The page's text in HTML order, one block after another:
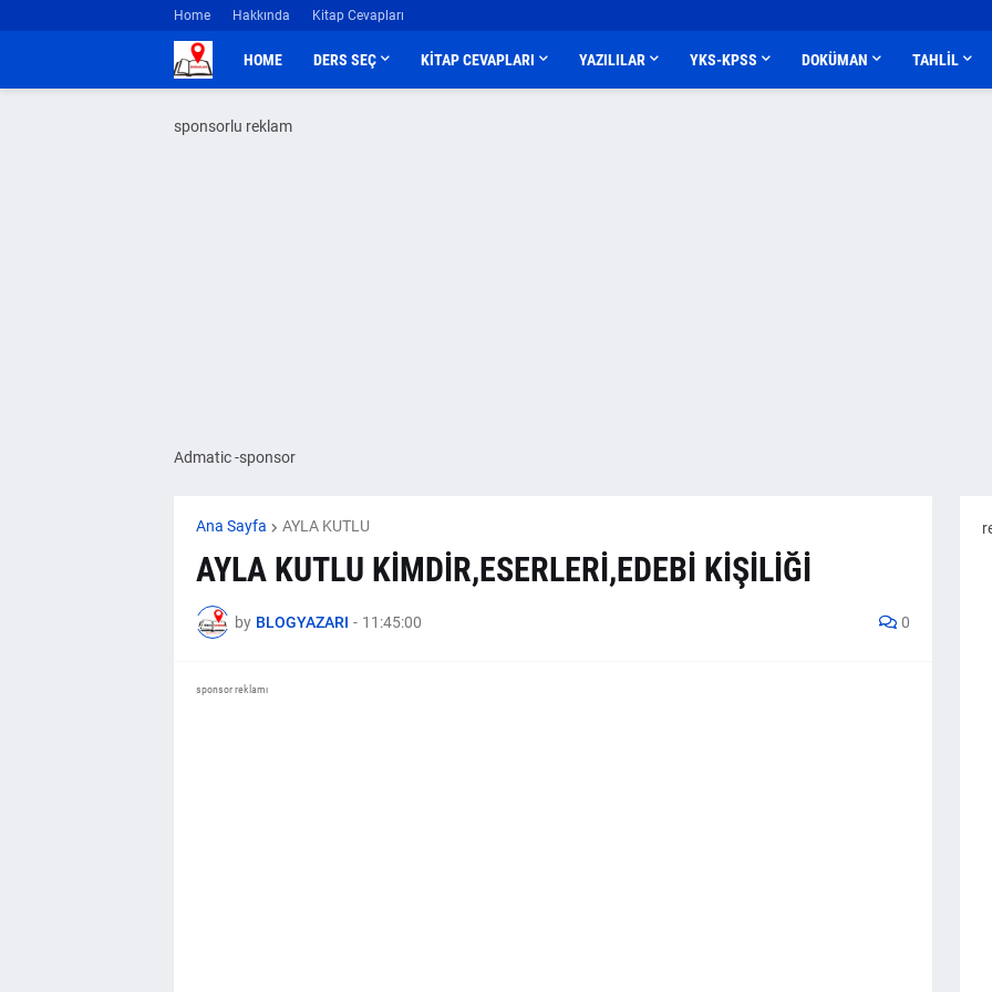
Home Hakkında Kitap Cevapları
HOME DERS SEÇ KİTAP CEVAPLARI YAZILILAR YKS-KPSS DOKÜMAN TAHLİL
sponsorlu reklam
Admatic -sponsor
Ana Sayfa AYLA KUTLU
AYLA KUTLU KİMDİR,ESERLERİ,EDEBİ KİŞİLİĞİ
by BLOGYAZARI - 11:45:00 0
sponsor reklamı